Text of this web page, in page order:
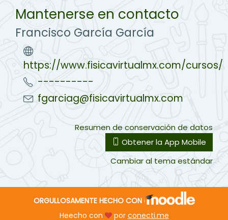
Mantenerse en contacto
Francisco García García
https://www.fisicavirtualmx.com/cursos/
----------
fgarciag@fisicavirtualmx.com
Resumen de conservación de datos
Obtener la App Mobile
Cambiar al tema estándar
ORGULLOSAMENTE HECHO CON
Heecho con
por conecti.me